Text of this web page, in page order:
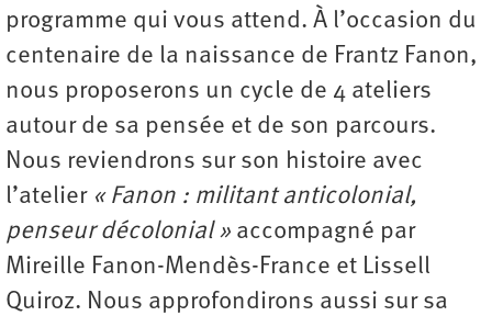
programme qui vous attend. À l’occasion du
centenaire de la naissance de Frantz Fanon,
nous proposerons un cycle de 4 ateliers
autour de sa pensée et de son parcours.
Nous reviendrons sur son histoire avec
l’atelier« Fanon : militant anticolonial,
penseur décolonial » accompagné par
Mireille Fanon-Mendès-France et Lissell
Quiroz. Nous approfondirons aussi sur sa